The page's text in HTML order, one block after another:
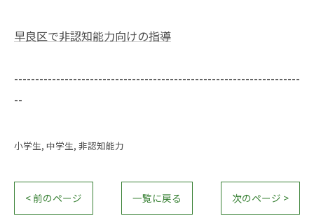
早良区で非認知能力向けの指導
--------------------------------------------------------------------
--
小学生 中学生 非認知能力
< 前のページ 一覧に戻る 次のページ >